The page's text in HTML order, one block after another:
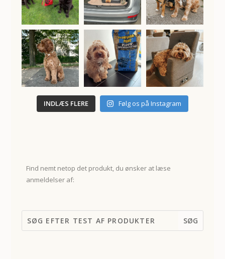
INDLÆS FLERE Følg os på Instagram
Find nemt netop det produkt, du ønsker at læse
anmeldelser af: